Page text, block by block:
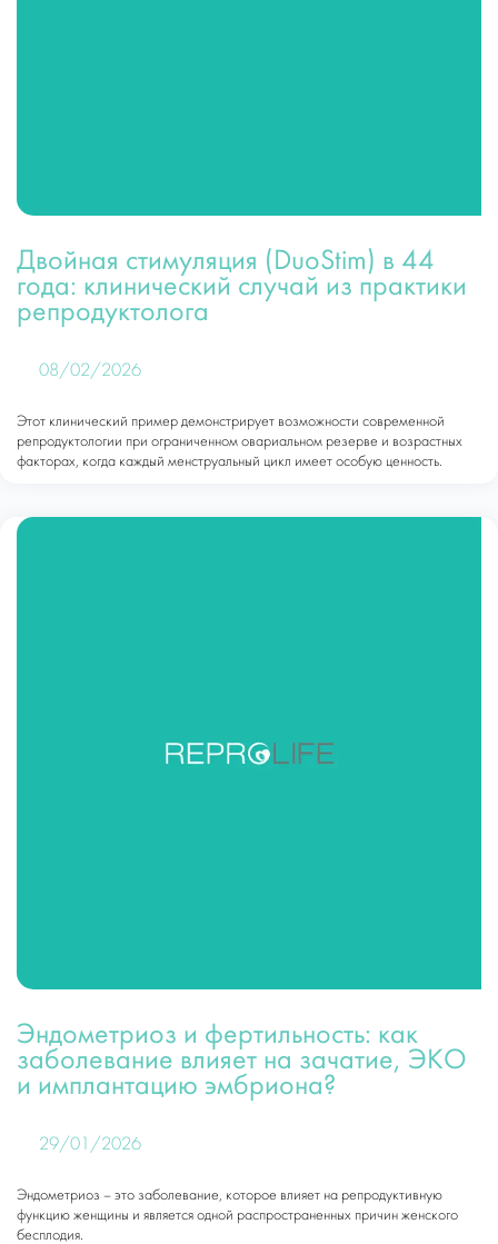
Двойная стимуляция (DuoStim) в 44
года: клинический случай из практики
репродуктолога
08/02/2026
Этот клинический пример демонстрирует возможности современной
репродуктологии при ограниченном овариальном резерве и возрастных
факторах, когда каждый менструальный цикл имеет особую ценность.
Эндометриоз и фертильность: как
заболевание влияет на зачатие, ЭКО
и имплантацию эмбриона?
29/01/2026
Эндометриоз – это заболевание, которое влияет на репродуктивную
функцию женщины и является одной распространенных причин женского
бесплодия.